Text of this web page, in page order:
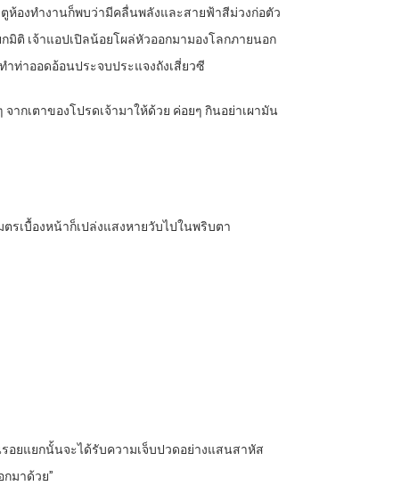
ห้องทำงานก็พบว่ามีคลื่นพลังและสายฟ้าสีม่วงก่อตัว
ติ เจ้าแอปเปิลน้อยโผล่หัวออกมามองโลกภายนอก
ท่าออดอ้อนประจบประแจงถังเสี่ยวซี
ากเตาของโปรดเจ้ามาให้ด้วย ค่อยๆ กินอย่าเผามัน
เบื้องหน้าก็เปล่งแสงหายวับไปในพริบตา
อยแยกนั้นจะได้รับความเจ็บปวดอย่างแสนสาหัส
มาด้วย”